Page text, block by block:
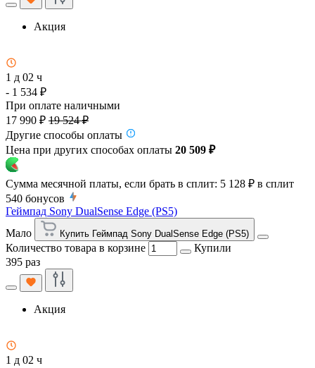
Акция
1 д 02 ч
- 1 534 ₽
При оплате наличными
17 990 ₽ 19 524 ₽
Другие способы оплаты
Цена при других способах оплаты 20 509 ₽
Сумма месячной платы, если брать в сплит: 5 128 ₽ в сплит
540 бонусов
Геймпад Sony DualSense Edge (PS5)
Мало
Купить Геймпад Sony DualSense Edge (PS5)
Количество товара в корзине
Купили
395 раз
Акция
1 д 02 ч